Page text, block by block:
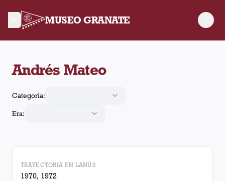
MUSEO GRANATE
Andrés Mateo
Categoría:
Era:
TRAYECTORIA EN LANÚS
1970, 1972